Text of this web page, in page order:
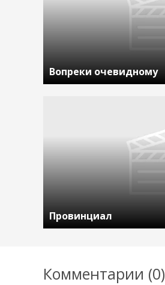
Вопреки очевидному
Провинциал
Комментарии (0)